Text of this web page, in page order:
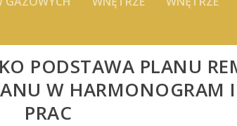
PODSTAWA PLANU
W HARMONOGRAM
PRAC